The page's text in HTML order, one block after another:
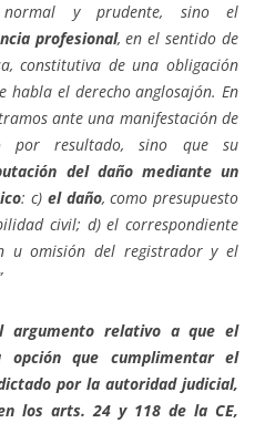
y prudente, sino el
profesional, en el sentido de
constitutiva de una obligación
habla el derecho anglosajón. En
ante una manifestación de
por resultado, sino que su
del daño mediante un
: c) el daño, como presupuesto
civil; d) el correspondiente
u omisión del registrador y el
argumento relativo a que el
opción que cumplimentar el
por la autoridad judicial,
los arts. 24 y 118 de la CE,